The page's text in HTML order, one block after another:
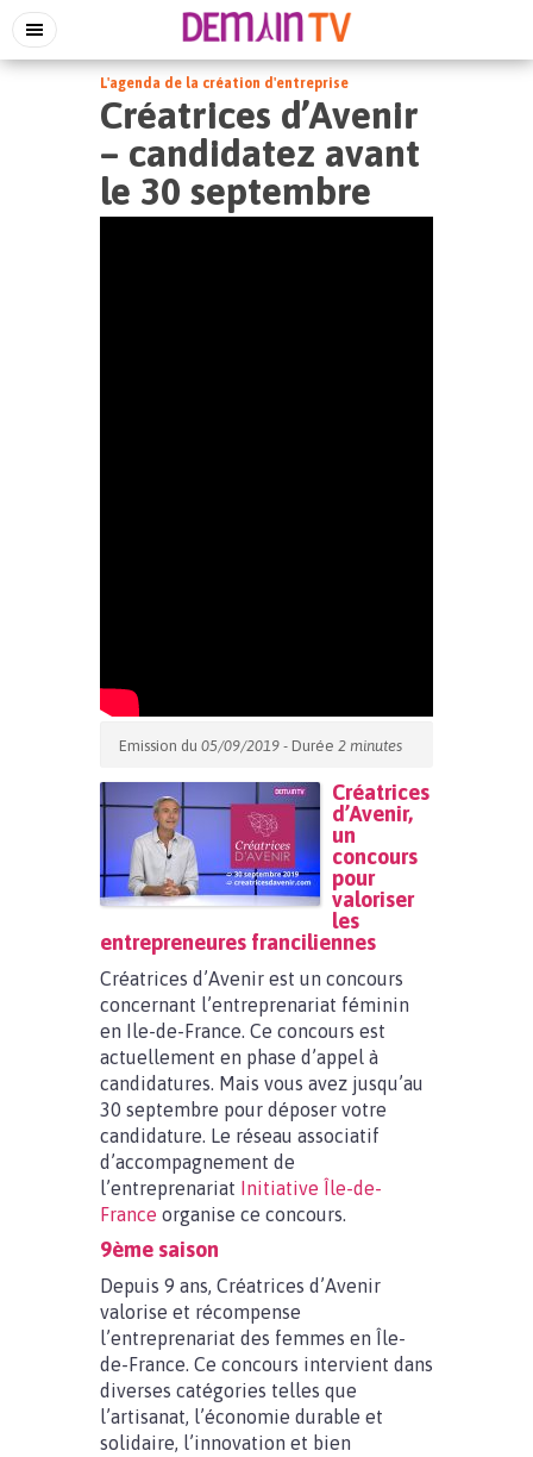
L'agenda de la création d'entreprise
Créatrices d’Avenir
– candidatez avant
le 30 septembre
Emission du 05/09/2019 - Durée 2 minutes
Créatrices
d’Avenir,
un
concours
pour
valoriser
les
entrepreneures franciliennes
Créatrices d’Avenir est un concours
concernant l’entreprenariat féminin
en Ile-de-France. Ce concours est
actuellement en phase d’appel à
candidatures. Mais vous avez jusqu’au
30 septembre pour déposer votre
candidature. Le réseau associatif
d’accompagnement de
l’entreprenariat Initiative Île-de-
France organise ce concours.
9ème saison
Depuis 9 ans, Créatrices d’Avenir
valorise et récompense
l’entreprenariat des femmes en Île-
de-France. Ce concours intervient dans
diverses catégories telles que
l’artisanat, l’économie durable et
solidaire, l’innovation et bien